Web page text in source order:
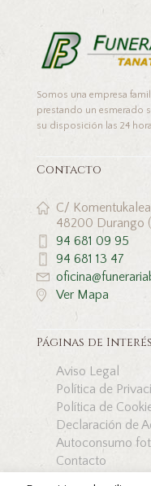
Somos una empresa
prestando un esmerado
su disposición las 24
Contacto
C/
48200 Durango
94 681 09 95
94 681 13 47
Ver Mapa
Páginas de Interés
Aviso Legal
Política de
Política de
Declaración de
Autoconsumo
Contacto